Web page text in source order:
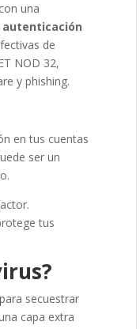
una
autenticación
de
NOD 32,
y phishing.
en tus cuentas
ser un
tus
secuestrar
capa extra